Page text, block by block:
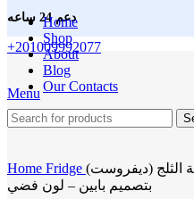
دعم 24 ساعه
+201009992077
Menu
Home
Shop
About
Blog
Our Contacts
Click to enlarge
Home Fridge الثلج (ديفروست)
بتصميم بابين – لون فضي